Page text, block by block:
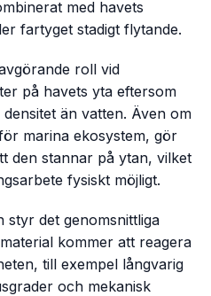
med havets
fartyget stadigt flytande.
roll vid
på havets yta eftersom
än vatten. Även om
marina ekosystem, gör
den stannar på ytan, vilket
fysiskt möjligt.
styr det genomsnittliga
kommer att reagera
till exempel långvarig
och mekanisk